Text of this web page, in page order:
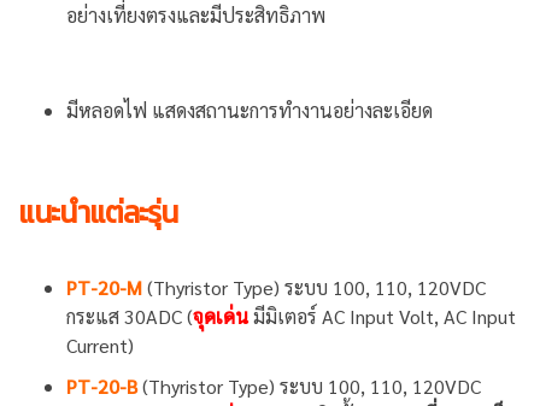
อย่างเที่ยงตรงและมีประสิทธิภาพ
มีหลอดไฟ แสดงสถานะการทำงานอย่างละเอียด
แนะนำแต่ละรุ่น
PT-20-M(Thyristor Type) ระบบ 100, 110, 120VDC
กระแส 30ADC (จุดเด่นมีมิเตอร์ AC Input Volt, AC Input
Current)
PT-20-B(Thyristor Type) ระบบ 100, 110, 120VDC